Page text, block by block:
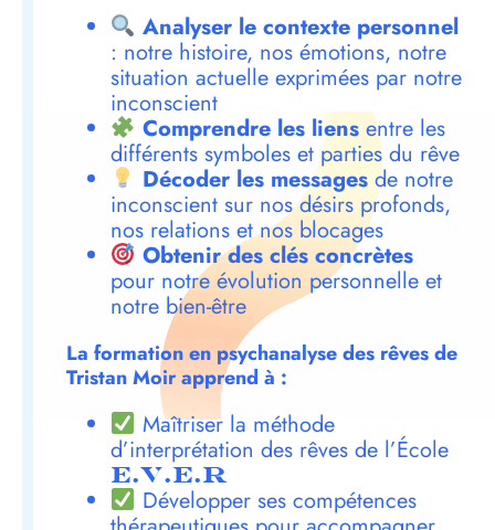
Analyser le contexte personnel
: notre histoire, nos émotions, notre
situation actuelle exprimées par notre
inconscient
Comprendre les liensentre les
différents symboles et parties du rêve
Décoder les messagesde notre
inconscient sur nos désirs profonds,
nos relations et nos blocages
Obtenir des clés concrètes
pour notre évolution personnelle et
notre bien-être
La formation en psychanalyse des rêves de
Tristan Moir apprend à :
Maîtriser la méthode
d’interprétation des rêves de l’École
E.V.E.R
Développer ses compétences